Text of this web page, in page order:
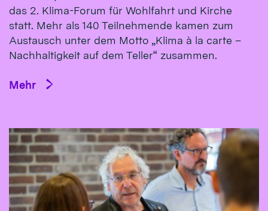
das 2. Klima-Forum für Wohlfahrt und Kirche
statt. Mehr als 140 Teilnehmende kamen zum
Austausch unter dem Motto „Klima à la carte –
Nachhaltigkeit auf dem Teller“ zusammen.
Mehr